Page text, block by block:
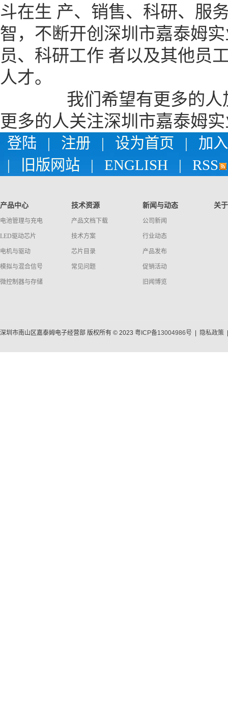
斗在生 产、销售、科研、服
智，不断开创深圳市嘉泰姆
员、科研工作 者以及其他员
人才。
我们希望有更多的人加
更多的人关注深圳市嘉泰姆
登陆 | 注册 | 设为首页 |
加
|
旧版网站 | ENGLISH | RSS
产品中心
电池管理与充电
LED驱动芯片
电机与驱动
模拟与混合信号
微控制器与存储
技术资源
产品文档下载
技术方案
芯片目录
常见问题
新闻与动态
公司新闻
行业动态
产品发布
促销活动
旧闻博览
关
深圳市南山区嘉泰姆电子经营部 版权所有 © 2023 粤ICP备13004986号 隐私政策